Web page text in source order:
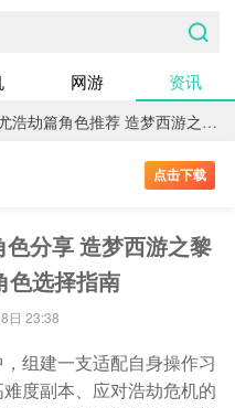
网游 资讯
推荐 造梦西游之黎尤浩劫篇最强角色选择指南
点击下载
分享 造梦西游之黎
色选择指南
日 23:38
组建一支适配自身操作习
度副本、应对浩劫危机的